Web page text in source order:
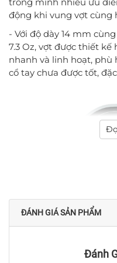
động khi vung vợt cùng
- Với độ dày 14 mm
7.3 Oz, vợt được thiết
nhanh và linh hoạt, phù
cổ tay chưa được tốt,
ĐÁNH GIÁ SẢN PHẨM
Đánh